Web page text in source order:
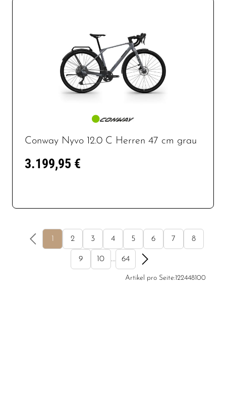
Conway Nyvo 12.0 C Herren 47 cm grau
3.199,95 €
1 2 3 4 5 6 7 8
9 10 ... 64
Artikel pro Seite:122448100